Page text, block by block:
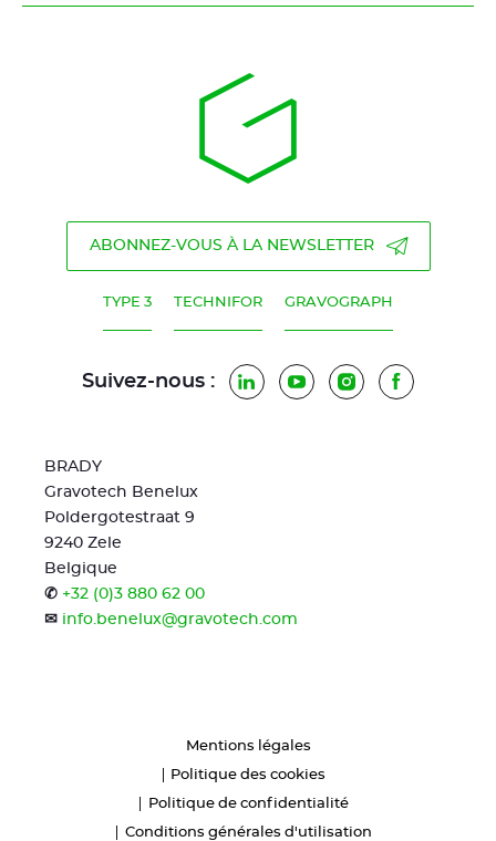
ABONNEZ-VOUS À LA NEWSLETTER
TYPE 3 TECHNIFOR GRAVOGRAPH
Suivez-nous : LinkedInYouTubeInstagramFacebook
BRADY
Gravotech Benelux
Poldergotestraat 9
9240 Zele
Belgique
✆ +32 (0)3 880 62 00
✉ info.benelux@gravotech.com
Mentions légales
Politique des cookies
Politique de confidentialité
Conditions générales d'utilisation